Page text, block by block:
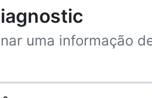
uma informação